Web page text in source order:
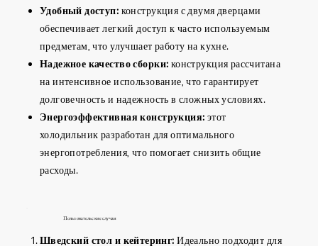
Удобный доступ: конструкция с двумя дверцами
обеспечивает легкий доступ к часто используемым
предметам, что улучшает работу на кухне.
Надежное качество сборки: конструкция рассчитана
на интенсивное использование, что гарантирует
долговечность и надежность в сложных условиях.
Энергоэффективная конструкция: этот
холодильник разработан для оптимального
энергопотребления, что помогает снизить общие
расходы.
Пользовательские случаи
Шведский стол и кейтеринг: Идеально подходит для